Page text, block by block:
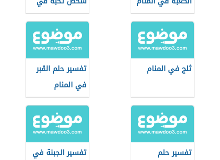
المنام؟
ثلج في المنام
تفسير حلم القبر
في المنام
تفسير حلم
تفسير الجبنة في